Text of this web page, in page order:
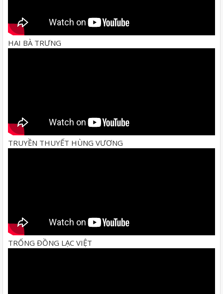
HAI BÀ TRƯNG
TRUYỀN THUYẾT HÙNG VƯƠNG
TRỐNG ĐỒNG LẠC VIỆT